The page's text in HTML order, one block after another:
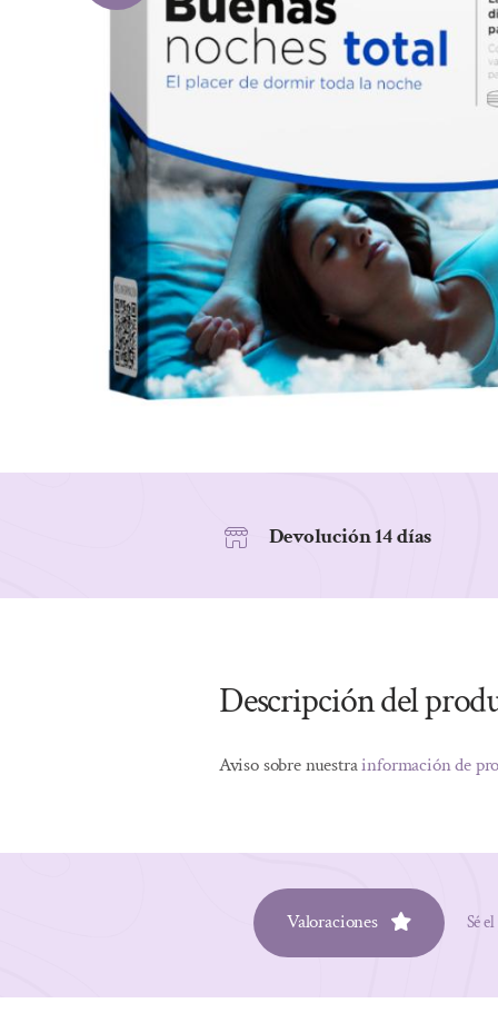
Devolución 14 días
Descripción del
Aviso sobre nuestrainformación de
Valoraciones Sé